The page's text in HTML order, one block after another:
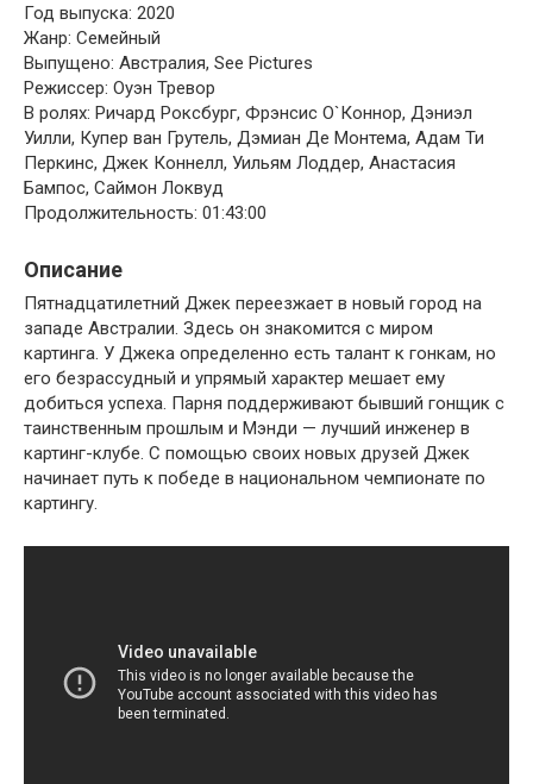
Год выпуска: 2020
Жанр: Семейный
Выпущено: Австралия, See Pictures
Режиссер: Оуэн Тревор
В ролях: Ричард Роксбург, Фрэнсис О`Коннор, Дэниэл
Уилли, Купер ван Грутель, Дэмиан Де Монтема, Адам Ти
Перкинс, Джек Коннелл, Уильям Лоддер, Анастасия
Бампос, Саймон Локвуд
Продолжительность: 01:43:00
Описание
Пятнадцатилетний Джек переезжает в новый город на
западе Австралии. Здесь он знакомится с миром
картинга. У Джека определенно есть талант к гонкам, но
его безрассудный и упрямый характер мешает ему
добиться успеха. Парня поддерживают бывший гонщик с
таинственным прошлым и Мэнди — лучший инженер в
картинг-клубе. С помощью своих новых друзей Джек
начинает путь к победе в национальном чемпионате по
картингу.